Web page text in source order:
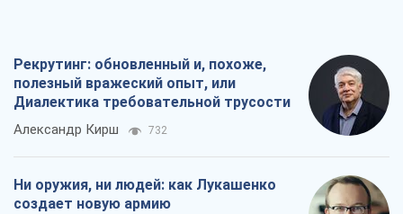
Рекрутинг: обновленный и, похоже,
полезный вражеский опыт, или
Диалектика требовательной трусости
Александр Кирш 732
Ни оружия, ни людей: как Лукашенко
создает новую армию